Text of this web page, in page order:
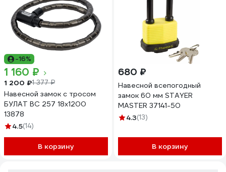
-16%
1 160 ₽
1 200 ₽1 377 ₽
Навесной замок с тросом
БУЛАТ ВС 257 18х1200
13878
4.5(14)
В корзину
680 ₽
Навесной всепогодный
замок 60 мм STAYER
MASTER 37141-50
4.3(13)
В корзину